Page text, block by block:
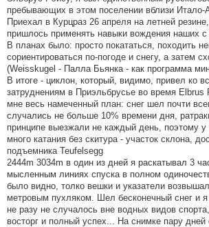
пребывающих в этом поселении вблизи Итало-
Приехал в Курцраз 26 апреля на летней
пришлось применять навыки вождения наших с
В планах было: просто покататься, походить
сориентироваться по-погоде и снегу, а затем
(Weisskugel - Палла Бьянка - как программа
В итоге - циклон, который, видимо, привел ко
затруднениям в Приэльбрусье во время Elbrus
мне весь намеченный план: снег шел почти
случались не больше 10% времени дня,
принципе выезжали не каждый день, поэтому
много катания без скитура - участок склона,
подъемника Teufelsegg
2444m 3034m в один из дней я раскатывал 3
мысленным линиях спуска в полном
было видно, толко вешки и указатели
метровым пухляком. Шел бесконечный снег и
не разу не случалось вне водных видов
восторг и полный успех... На снимке пару